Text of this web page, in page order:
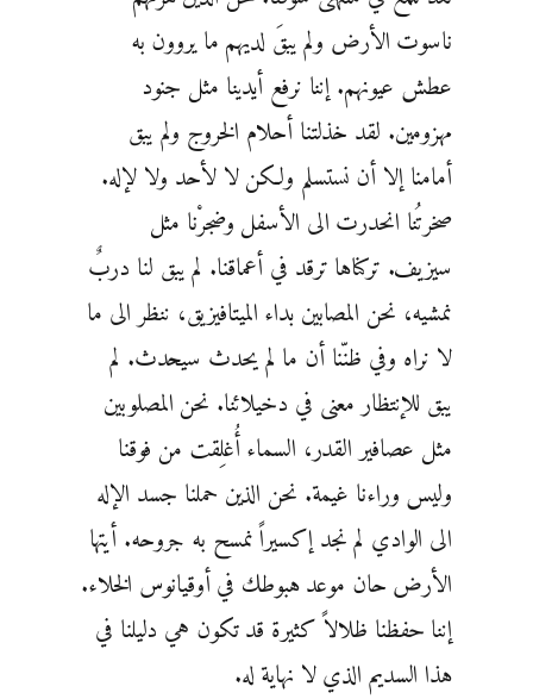
ناسوت الأرض ولم يبقَ لديهم ما يروون به
عطش عيونهم. إننا نرفع أيدينا مثل جنود
مهزومين. لقد خذلتنا أحلام الخروج ولم يبق
أمامنا إلا أن نستسلم ولكن لا لأحد ولا لإله.
صخرتُنا انحدرت الى الأسفل وضجرْنا مثل
سيزيف. تركناها ترقد في أعماقنا. لم يبق لنا دربٌ
نمشيه، نحن المصابين بداء الميتافيزيق، ننظر الى ما
لا نراه وفي ظنّنا أن ما لم يحدث سيحدث. لم
يبق للإنتظار معنى في دخيلائنا. نحن المصلوبين
مثل عصافير القدر، السماء أُغلِقت من فوقنا
وليس وراءنا غيمة. نحن الذين حملنا جسد الإله
الى الوادي لم نجد إكسيراً نمسح به جروحه. أيتها
الأرض حان موعد هبوطك في أوقيانوس الخلاء.
إننا حفظنا ظلالاً كثيرة قد تكون هي دليلنا في
هذا السديم الذي لا نهاية له.